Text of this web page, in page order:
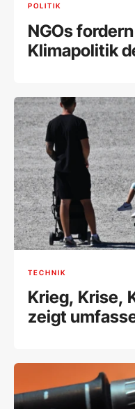
POLITIK
NGOs
Klimapolitik
TECHNIK
Krieg, Krise,
zeigt